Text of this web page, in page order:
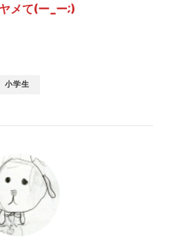
メて(ー_ー;)
小学生